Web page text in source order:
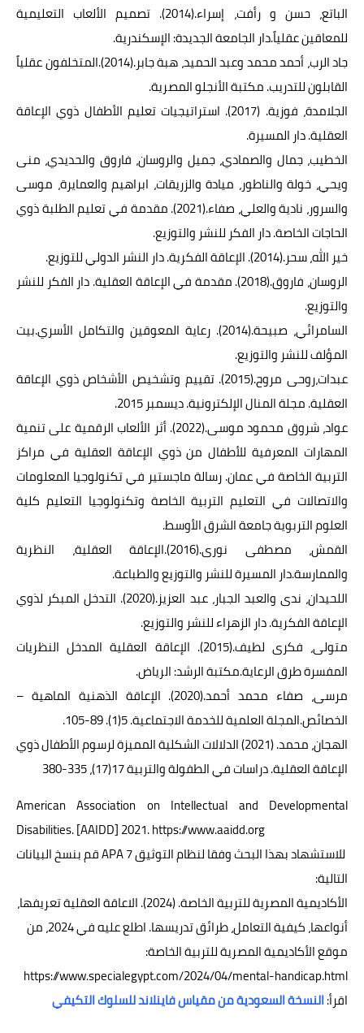
الباتع، حسن و رأفت، إسراء.(2014). تصميم الألعاب التعليمية
للمعاقين عقلياً.دار الجامعة الجديدة: الإسكندرية.
جاد الرب، أحمد محمد وعبد الحميد، هبة جابر.(2014).المتخلفون عقلياً
القابلون للتدريب. مكتبة الأنجلو المصرية.
الجلامدة، فوزية. (2017). استراتيجيات تعليم الأطفال ذوي الإعاقة
العقلية. دار المسيرة.
الخطيب، جمال والصمادي، جميل والروسان، فاروق والحديدي، منى
ويحي، خولة والناطور، ميادة والزريقات، ابراهيم والعمايرة، موسى
والسرور، نادية والعلي، صفاء.(2021). مقدمة في تعليم الطلبة ذوي
الحاجات الخاصة. دار الفكر للنشر والتوزيع.
خير الله، سحر.(2014). الإعاقة الفكرية. دار النشر الدولي للتوزيع.
الروسان، فاروق.(2018). مقدمة في الإعاقة العقلية. دار الفكر للنشر
والتوزيع.
السامرائي، صبيحة.(2014). رعاية المعوقين والتكامل الأسري.بيت
المؤلف للنشر والتوزيع.
عبدات،روحى مروح.(2015). تقييم وتشخيص الأشخاص ذوي الإعاقة
العقلية. مجلة المنال الإلكترونية. ديسمبر 2015.
عواد، شروق محمود موسى.(2022). أثر الألعاب الرقمية على تنمية
المهارات المعرفية للأطفال من ذوي الإعاقة العقلية في مراكز
التربية الخاصة في عمان. رسالة ماجستير في تكنولوجيا المعلومات
والاتصالات في التعليم التربية الخاصة وتكنولوجيا التعليم كلية
العلوم التربوية جامعة الشرق الأوسط.
القمش، مصطفى نورى.(2016).الإعاقة العقلية، النظرية
والممارسة.دار المسيرة للنشر والتوزيع والطباعة.
اللحيدان، ندى والعبد الجبار، عبد العزيز.(2020). التدخل المبكر لذوي
الإعاقة الفكرية. دار الزهراء للنشر والتوزيع.
متولى، فكرى لطيف.(2015). الإعاقة العقلية المدخل النظريات
المفسرة طرق الرعاية.مكتبة الرشد: الرياض.
مرسى، صفاء محمد أحمد.(2020). الإعاقة الذهنية الماهية –
الخصائص.المجلة العلمية للخدمة الاجتماعية. 5(1). 89-105.
الهجان، محمد. (2021) الدلالات الشكلية المميزة لرسوم الأطفال ذوي
الإعاقة العقلية. دراسات في الطفولة والتربية 17(17)، 335-380
American Association on Intellectual and Developmental
Disabilities. [AAIDD] 2021. https://www.aaidd.org
للاستشهاد بهذا البحث وفقا لنظام التوثيق APA 7 قم بنسخ البيانات
التالية:
الأكاديمية المصرية للتربية الخاصة. (2024). الاعاقة العقلية تعريفها،
أنواعها، كيفية التعامل، طرائق تدريسها. اطلع عليه في 2024، من
موقع الأكاديمية المصرية للتربية الخاصة:
https://www.specialegypt.com/2024/04/mental-handicap.html
اقرأ:النسخة السعودية من مقياس فاينلاند للسلوك التكيفي